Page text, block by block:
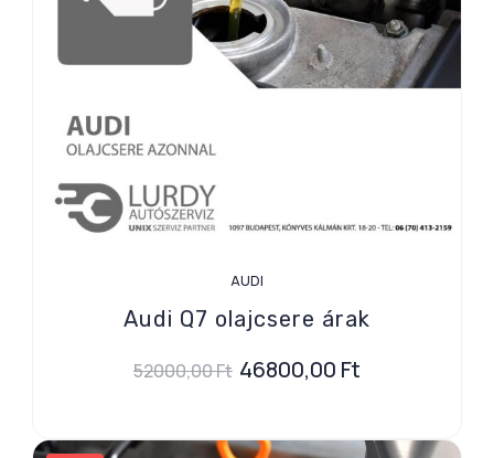
AUDI
Audi Q7 olajcsere árak
52000,00Ft 46800,00 Ft